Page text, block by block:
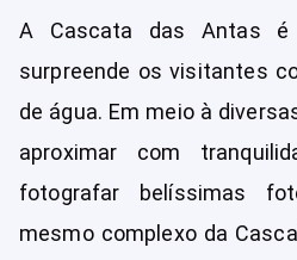
A Cascata das Antas
surpreende os visitantes
de água. Em meio à
aproximar com
fotografar belíssimas
mesmo complexo da